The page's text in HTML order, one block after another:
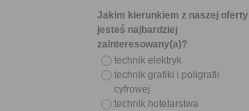
Jakim kierunkiem z naszej oferty
jesteś najbardziej
zainteresowany(a)?
technik elektryk
technik grafiki i poligrafii
cyfrowej
technik hotelarstwa